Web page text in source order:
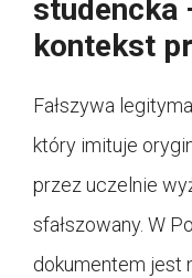
studencka
kontekst
Fałszywa
który imituje
przez uczelnie
sfałszowany. W
dokumentem jest